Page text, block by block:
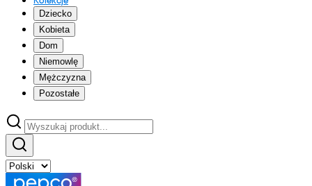
Dziecko
Kobieta
Dom
Niemowlę
Mężczyzna
Pozostałe